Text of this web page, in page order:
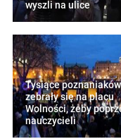
wyszli na ulice
Tysiące poznaniaków
zebrały się na placu
Wolności, żeby
nauczycieli